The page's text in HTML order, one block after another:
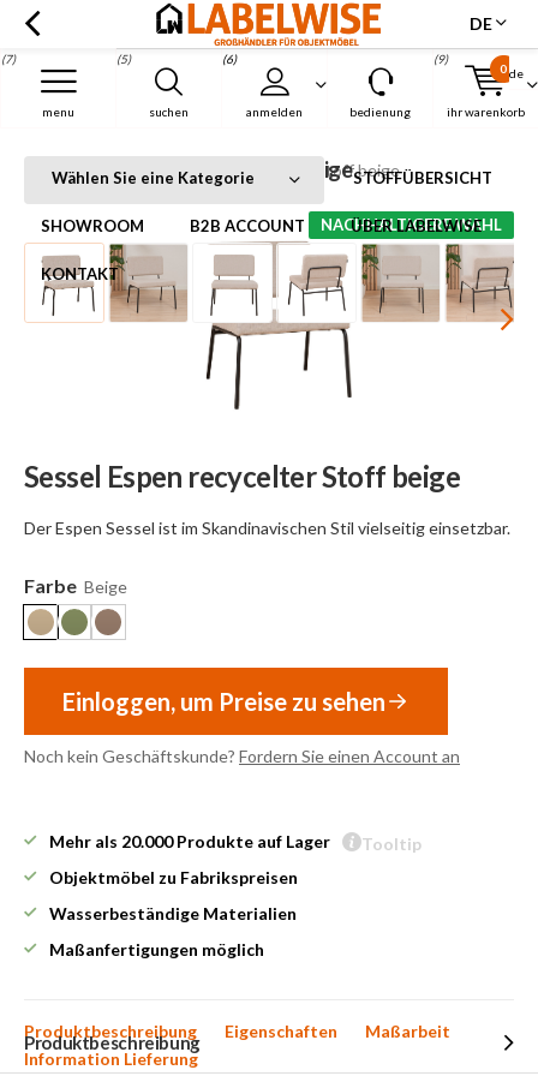
de
suchen
(5)
anmelden
(6)
menu
(7)
bedienung ihr warenkorb
0
(9)
Menu
DE
Wählen Sie eine Kategorie STOFFÜBERSICHT
SHOWROOM B2B ACCOUNT ÜBER LABELWISE
KONTAKT
Startseite Sessel Espen recycelter Stoff beige
Sessel Espen recycelter Stoff beige
NACHHALTIGERE WAHL
Sessel Espen recycelter Stoff beige
Der Espen Sessel ist im Skandinavischen Stil vielseitig einsetzbar.
Farbe Beige
Einloggen, um Preise zu sehen
Noch kein Geschäftskunde? Fordern Sie einen Account an
Mehr als 20.000 Produkte auf Lager
Tooltip
Objektmöbel zu Fabrikspreisen
Wasserbeständige Materialien
Maßanfertigungen möglich
Produktbeschreibung Eigenschaften
Maßarbeit
Information Lieferung
Produktbeschreibung